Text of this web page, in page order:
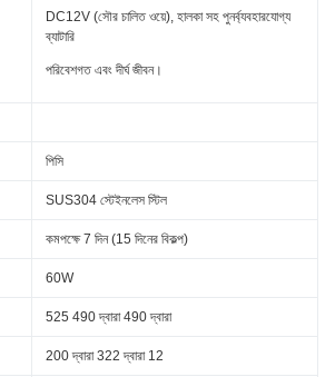
DC12V (সৌর চালিত ওয়ে), হালকা সহ পুনর্ব্যবহারযোগ্য
ব্যাটারি
পরিবেশগত এবং দীর্ঘ জীবন।
পিসি
SUS304 স্টেইনলেস স্টিল
কমপক্ষে 7 দিন (15 দিনের বিকল্প)
60W
525 490 দ্বারা 490 দ্বারা
200 দ্বারা 322 দ্বারা 12